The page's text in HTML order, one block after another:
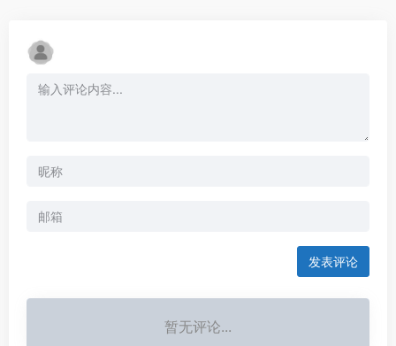
发表评论
暂无评论...